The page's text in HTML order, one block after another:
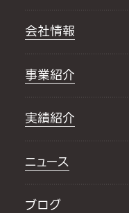
会社情報
事業紹介
実績紹介
ニュース
ブログ